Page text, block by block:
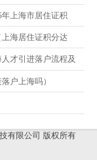
上海市居住证积
海居住证积分达
才引进落户流程及
户上海吗）
有限公司 版权所有